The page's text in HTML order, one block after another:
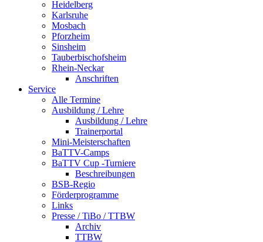
Heidelberg
Karlsruhe
Mosbach
Pforzheim
Sinsheim
Tauberbischofsheim
Rhein-Neckar
Anschriften
Service
Alle Termine
Ausbildung / Lehre
Ausbildung / Lehre
Trainerportal
Mini-Meisterschaften
BaTTV-Camps
BaTTV Cup -Turniere
Beschreibungen
BSB-Regio
Förderprogramme
Links
Presse / TiBo / TTBW
Archiv
TTBW